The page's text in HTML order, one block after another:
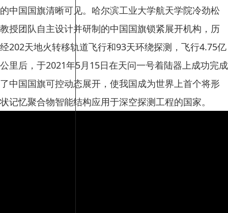
的中国国旗清晰可见。哈尔滨工业大学航天学院冷劲松
教授团队自主设计并研制的中国国旗锁紧展开机构，历
经202天地火转移轨道飞行和93天环绕探测，飞行4.75亿
公里后，于2021年5月15日在天问一号着陆器上成功完成
了中国国旗可控动态展开，使我国成为世界上首个将形
状记忆聚合物智能结构应用于深空探测工程的国家。